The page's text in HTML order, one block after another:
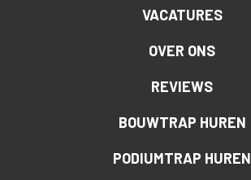
VACATURES
OVER ONS
REVIEWS
BOUWTRAP HUREN
PODIUMTRAP HUREN